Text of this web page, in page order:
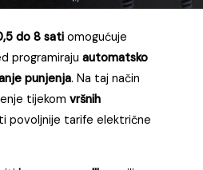
do 8 sati omogućuje
programirajuautomatsko
punjenja. Na taj način
tijekomvršnih
povoljnije tarife električne